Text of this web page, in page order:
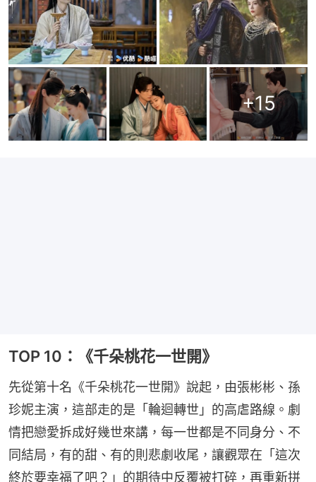
+15
TOP 10：《千朵桃花一世開》
先從第十名《千朵桃花一世開》說起，由張彬彬、孫
珍妮主演，這部走的是「輪迴轉世」的高虐路線。劇
情把戀愛拆成好幾世來講，每一世都是不同身分、不
同結局，有的甜、有的則悲劇收尾，讓觀眾在「這次
終於要幸福了吧？」的期待中反覆被打碎，再重新拼